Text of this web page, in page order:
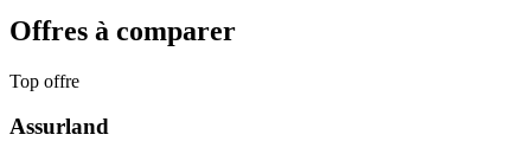
Offres à comparer
Top offre
Assurland